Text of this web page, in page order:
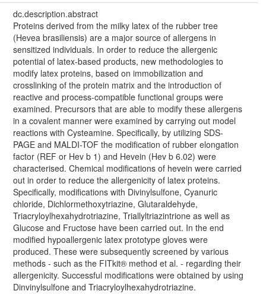
dc.description.abstract
Proteins derived from the milky latex of the rubber tree
(Hevea brasiliensis) are a major source of allergens in
sensitized individuals. In order to reduce the allergenic
potential of latex-based products, new methodologies to
modify latex proteins, based on immobilization and
crosslinking of the protein matrix and the introduction of
reactive and process-compatible functional groups were
examined. Precursors that are able to modify these allergens
in a covalent manner were examined by carrying out model
reactions with Cysteamine. Specifically, by utilizing SDS-
PAGE and MALDI-TOF the modification of rubber elongation
factor (REF or Hev b 1) and Hevein (Hev b 6.02) were
characterised. Chemical modifications of hevein were carried
out in order to reduce the allergenicity of latex proteins.
Specifically, modifications with Divinylsulfone, Cyanuric
chloride, Dichlormethoxytriazine, Glutaraldehyde,
Triacryloylhexahydrotriazine, Triallyltriazintrione as well as
Glucose and Fructose have been carried out. In the end
modified hypoallergenic latex prototype gloves were
produced. These were subsequently screened by various
methods - such as the FITkit® method et al. - regarding their
allergenicity. Successful modifications were obtained by using
Dinvinylsulfone and Triacryloylhexahydrotriazine.